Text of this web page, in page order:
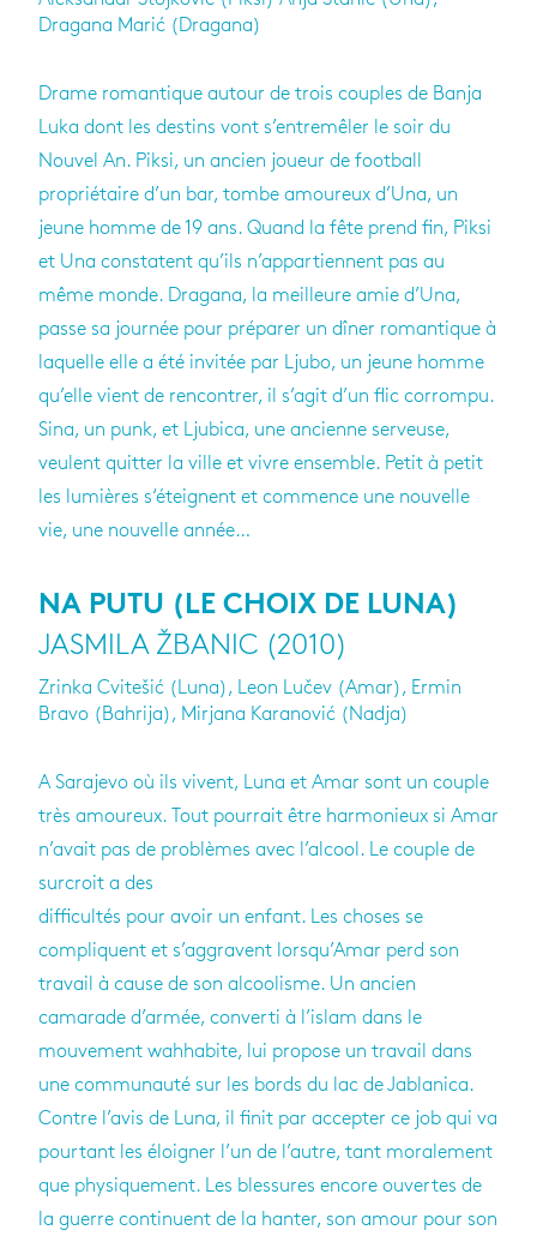
Dragana Marić (Dragana)
Drame romantique autour de trois couples de Banja
Luka dont les destins vont s’entremêler le soir du
Nouvel An. Piksi, un ancien joueur de football
propriétaire d’un bar, tombe amoureux d’Una, un
jeune homme de 19 ans. Quand la fête prend fin, Piksi
et Una constatent qu’ils n’appartiennent pas au
même monde. Dragana, la meilleure amie d’Una,
passe sa journée pour préparer un dîner romantique à
laquelle elle a été invitée par Ljubo, un jeune homme
qu’elle vient de rencontrer, il s’agit d’un flic corrompu.
Sina, un punk, et Ljubica, une ancienne serveuse,
veulent quitter la ville et vivre ensemble. Petit à petit
les lumières s‘éteignent et commence une nouvelle
vie, une nouvelle année…
NA PUTU (LE CHOIX DE LUNA)
JASMILA ŽBANIC (2010)
Zrinka Cvitešić (Luna), Leon Lučev (Amar), Ermin
Bravo (Bahrija), Mirjana Karanović (Nadja)
A Sarajevo où ils vivent, Luna et Amar sont un couple
très amoureux. Tout pourrait être harmonieux si Amar
n’avait pas de problèmes avec l’alcool. Le couple de
surcroit a des
difficultés pour avoir un enfant. Les choses se
compliquent et s’aggravent lorsqu’Amar perd son
travail à cause de son alcoolisme. Un ancien
camarade d’armée, converti à l’islam dans le
mouvement wahhabite, lui propose un travail dans
une communauté sur les bords du lac de Jablanica.
Contre l’avis de Luna, il finit par accepter ce job qui va
pourtant les éloigner l’un de l’autre, tant moralement
que physiquement. Les blessures encore ouvertes de
la guerre continuent de la hanter, son amour pour son